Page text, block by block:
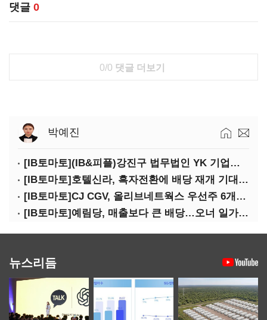
댓글 0
0/0 댓글 더보기
박예진
[IB토마토](IB&피플)강진구 법무법인 YK 기업거버넌스센터 센터장
[IB토마토]호텔신라, 흑자전환에 배당 재개 기대감…삼성생명도 웃을까
[IB토마토]CJ CGV, 올리브네트웍스 우선주 6개월 만에 상환…왜?
[IB토마토]예림당, 매출보다 큰 배당…오너 일가에 절반 간다
뉴스리듬